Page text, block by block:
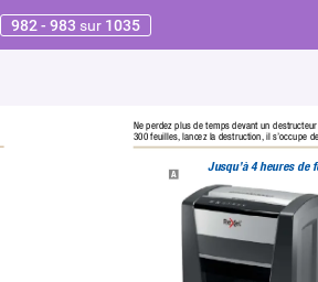
982 - 983 sur 1035
A
Jusqu’à 4 heures de
Ne perdez plus de temps devant un destructeur
300 feuilles, lancez la destruction, il s’occupe